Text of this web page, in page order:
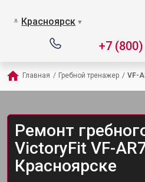
Красноярск ▼
+7
Главная / Гребной тренажер / VF-
Ремонт
VictoryFit VF-
Красноярске